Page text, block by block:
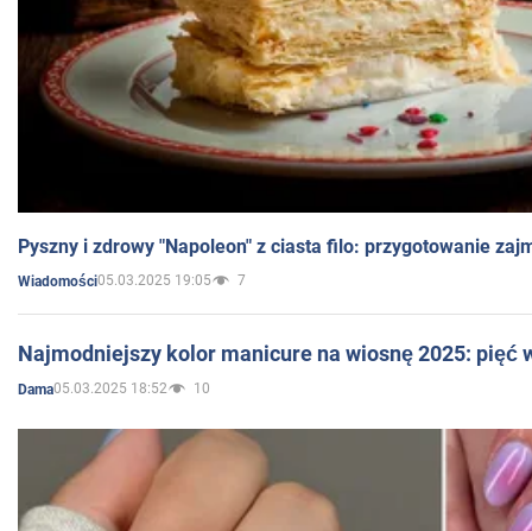
Pyszny i zdrowy "Napoleon" z ciasta filo: przygotowanie
Wiadomości05.03.2025 19:05 7
Najmodniejszy kolor manicure na wiosnę 2025: pięć
Dama05.03.2025 18:52 10